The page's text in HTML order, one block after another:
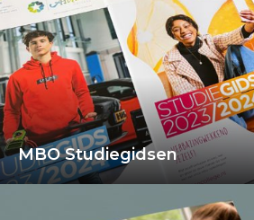
MBO Studiegidsen